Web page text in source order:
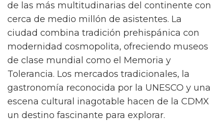
de las más multitudinarias del continente con
cerca de medio millón de asistentes. La
ciudad combina tradición prehispánica con
modernidad cosmopolita, ofreciendo museos
de clase mundial como el Memoria y
Tolerancia. Los mercados tradicionales, la
gastronomía reconocida por la UNESCO y una
escena cultural inagotable hacen de la CDMX
un destino fascinante para explorar.